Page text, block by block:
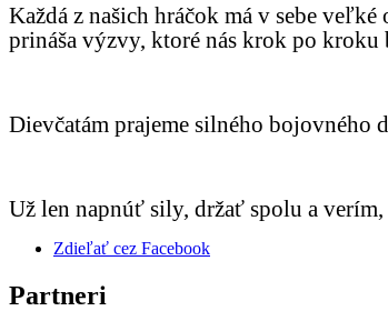
Každá z našich hráčok má v sebe
prináša výzvy, ktoré nás krok po
Dievčatám prajeme silného bojovného
Už len napnúť sily, držať spolu a
Zdieľať cez Facebook
Partneri